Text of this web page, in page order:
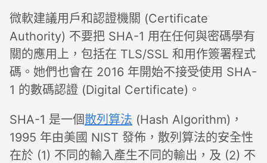
微軟建議用戶和認證機關 (Certificate
Authority) 不要把 SHA-1 用在任何與密碼學有
關的應用上，包括在 TLS/SSL 和用作簽署程式
碼。她們也會在 2016 年開始不接受使用 SHA-
1 的數碼認證 (Digital Certificate)。
SHA-1 是一個散列算法 (Hash Algorithm)，
1995 年由美國 NIST 發佈，散列算法的安全性
在於 (1) 不同的輸入產生不同的輸出，及 (2) 不